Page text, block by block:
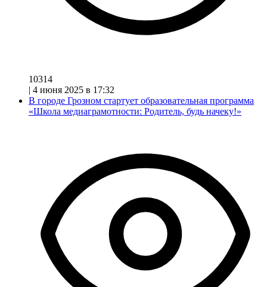
10314
| 4 июня 2025 в 17:32
В городе Грозном стартует образовательная программа
«Школа медиаграмотности: Родитель, будь начеку!»